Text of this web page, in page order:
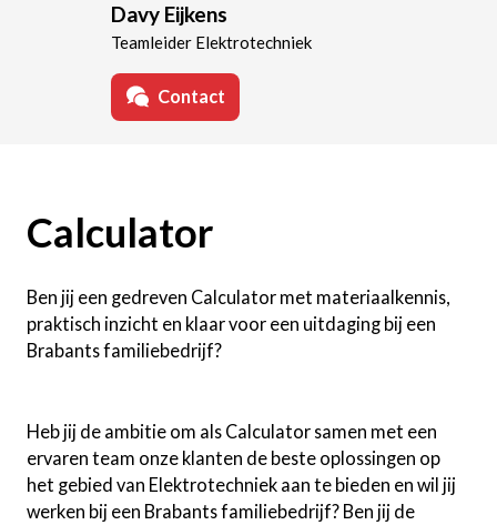
Davy Eijkens
Teamleider Elektrotechniek
Contact
Calculator
Ben jij een gedreven Calculator met materiaalkennis,
praktisch inzicht en klaar voor een uitdaging bij een
Brabants familiebedrijf?
Heb jij de ambitie om als Calculator samen met een
ervaren team onze klanten de beste oplossingen op
het gebied van Elektrotechniek aan te bieden en wil jij
werken bij een Brabants familiebedrijf? Ben jij de